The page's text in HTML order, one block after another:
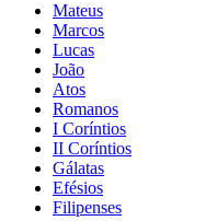
Mateus
Marcos
Lucas
João
Atos
Romanos
I Coríntios
II Coríntios
Gálatas
Efésios
Filipenses